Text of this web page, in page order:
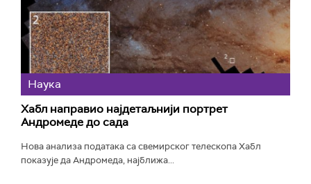
Наука
Хабл направио најдетаљнији портрет
Андромеде до сада
Нова анализа података са свемирског телескопа Хабл
показује да Андромеда, најближа...